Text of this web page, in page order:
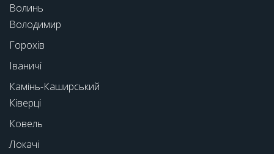
Волинь
Володимир
Горохів
Іваничі
Камінь-Каширський
Ківерці
Ковель
Локачі